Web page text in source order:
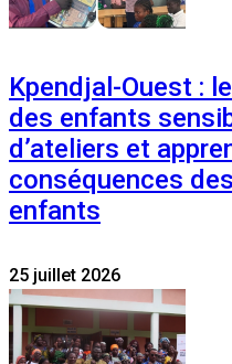
Kpendjal-Ouest :
des enfants
d’ateliers et
conséquences
enfants
25 juillet 2026